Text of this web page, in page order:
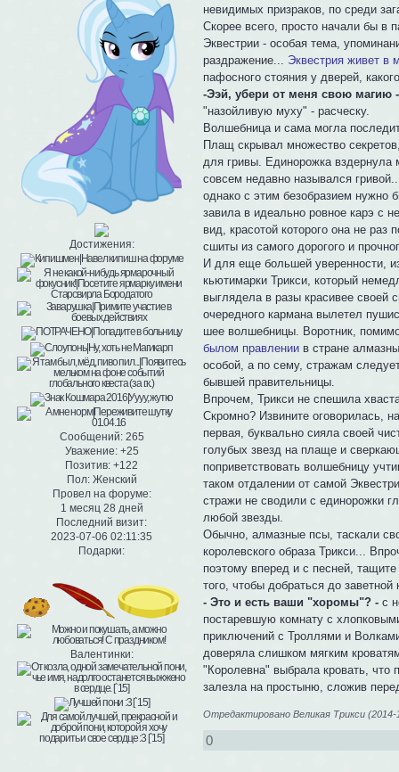
Достижения:
Сообщений:265
Уважение: +25
Позитив: +122
Пол:Женский
Провел на форуме:
1 месяц 28 дней
Последний визит:
2023-07-06 02:11:35
Подарки:
Валентинки:
невидимых призраков, по среди
Скорее всего, просто начали бы в
Эквестрии - особая тема,
раздражение... Эквестрия живет в
пафосного стояния у дверей,
-Ээй, убери от меня свою магию -
"назойливую муху" - расческу.
Волшебница и сама могла
Плащ скрывал множество
для гривы. Единорожка вздернула
совсем недавно назывался
однако с этим безобразием нужно
завила в идеально ровное карэ с
вид, красотой которого она не
сшиты из самого дорогого и
И для еще большей уверенности,
кьютимарки Трикси, который
выглядела в разы красивее своей
очередного кармана вылетел
шее волшебницы. Воротник,
былом правлении в стране
особой, а по сему, стражам
бывшей правительницы.
Впрочем, Трикси не спешила
Скромно? Извините оговорилась,
первая, буквально сияла своей
голубых звезд на плаще и
поприветствовать волшебницу
таком отдалении от самой
стражи не сводили с единорожки
любой звезды.
Обычно, алмазные псы, таскали
королевского образа Трикси...
поэтому вперед и с песней,
того, чтобы добраться до
- Это и есть ваши "хоромы"? - с
постаревшую комнату с
приключений с Троллями и
доверяла слишком мягким
"Королевна" выбрала кровать, что
залезла на простыню, сложив
Отредактировано Великая Трикси (2014-
0